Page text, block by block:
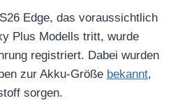
Edge, das voraussichtlich
Plus Modells tritt, wurde
registriert. Dabei wurden
zur Akku-Größe bekannt,
sorgen.